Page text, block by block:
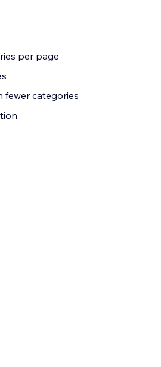
per page
fewer categories